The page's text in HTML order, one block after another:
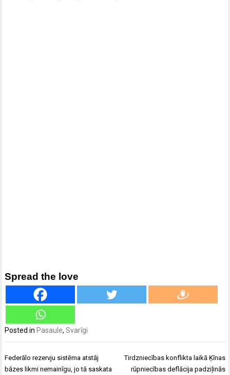
Spread the love
Posted in Pasaule,Svarīgi
Ziņu
izvēlne
Federālo rezervju sistēma atstāj
bāzes likmi nemainīgu, jo tā saskata
Tirdzniecības konflikta laikā Ķīnas
rūpniecības deflācija padziļinās